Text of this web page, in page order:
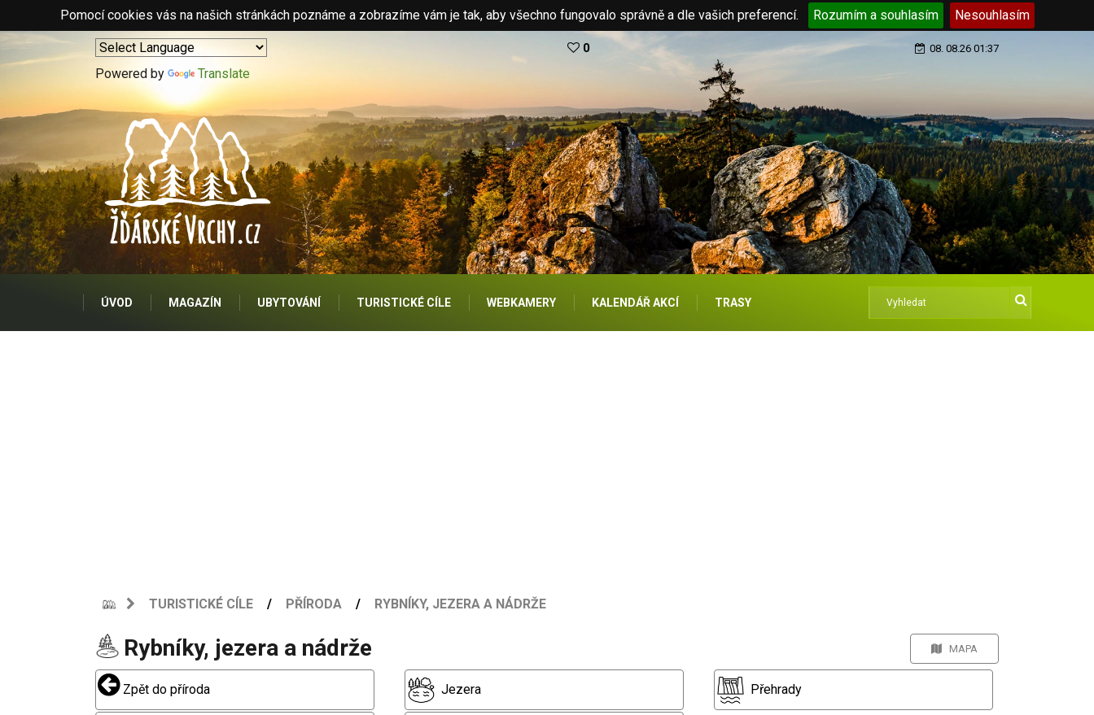
Pomocí cookies vás na našich stránkách poznáme a zobrazíme vám je tak, aby všechno fungovalo správně a dle vašich preferencí. Rozumím a souhlasím Nesouhlasím
Powered by Translate
0 08. 08.26 01:37
ÚVOD MAGAZÍN UBYTOVÁNÍ TURISTICKÉ CÍLE WEBKAMERY KALENDÁŘ AKCÍ TRASY
TURISTICKÉ CÍLE PŘÍRODA RYBNÍKY, JEZERA A NÁDRŽE
Rybníky, jezera a nádrže MAPA
Zpět do příroda Jezera Přehrady